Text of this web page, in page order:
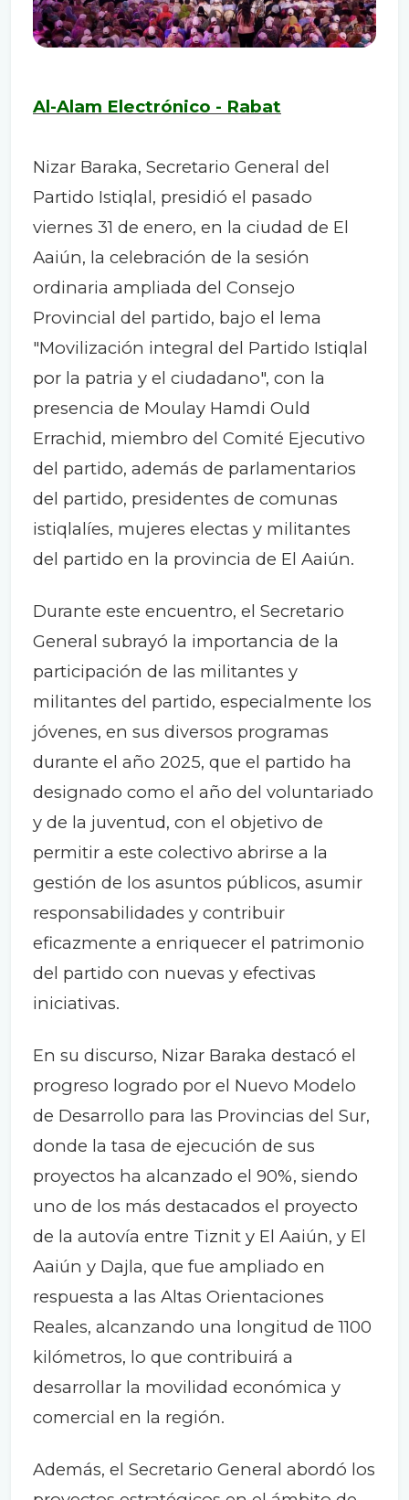
Al-Alam Electrónico - Rabat
Nizar Baraka, Secretario General del
Partido Istiqlal, presidió el pasado
viernes 31 de enero, en la ciudad de El
Aaiún, la celebración de la sesión
ordinaria ampliada del Consejo
Provincial del partido, bajo el lema
"Movilización integral del Partido Istiqlal
por la patria y el ciudadano", con la
presencia de Moulay Hamdi Ould
Errachid, miembro del Comité Ejecutivo
del partido, además de parlamentarios
del partido, presidentes de comunas
istiqlalíes, mujeres electas y militantes
del partido en la provincia de El Aaiún.
Durante este encuentro, el Secretario
General subrayó la importancia de la
participación de las militantes y
militantes del partido, especialmente los
jóvenes, en sus diversos programas
durante el año 2025, que el partido ha
designado como el año del voluntariado
y de la juventud, con el objetivo de
permitir a este colectivo abrirse a la
gestión de los asuntos públicos, asumir
responsabilidades y contribuir
eficazmente a enriquecer el patrimonio
del partido con nuevas y efectivas
iniciativas.
En su discurso, Nizar Baraka destacó el
progreso logrado por el Nuevo Modelo
de Desarrollo para las Provincias del Sur,
donde la tasa de ejecución de sus
proyectos ha alcanzado el 90%, siendo
uno de los más destacados el proyecto
de la autovía entre Tiznit y El Aaiún, y El
Aaiún y Dajla, que fue ampliado en
respuesta a las Altas Orientaciones
Reales, alcanzando una longitud de 1100
kilómetros, lo que contribuirá a
desarrollar la movilidad económica y
comercial en la región.
Además, el Secretario General abordó los